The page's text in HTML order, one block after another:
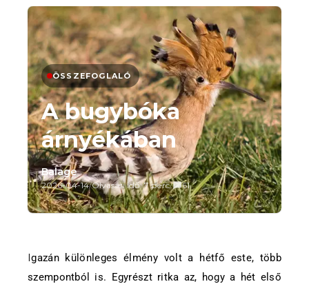
ÖSSZEFOGLALÓ
A bugybóka
árnyékában
Balage
2026-04-14/Olvasási idő: 7 perc/ 61
Igazán különleges élmény volt a hétfő este, több
szempontból is. Egyrészt ritka az, hogy a hét első